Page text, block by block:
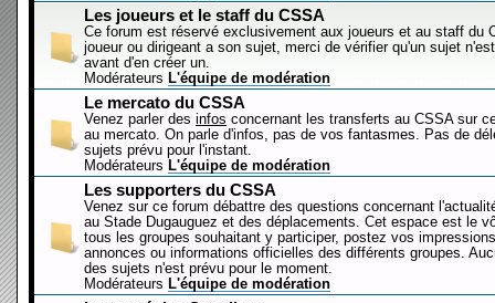
Les joueurs et le staff du CSSA
Ce forum est réservé exclusivement aux joueurs et au staff du
joueur ou dirigeant a son sujet, merci de vérifier qu'un sujet
avant d'en créer un.
Modérateurs L'équipe de modération
Le mercato du CSSA
Venez parler des infos concernant les transferts au CSSA sur
au mercato. On parle d'infos, pas de vos fantasmes. Pas de
sujets prévu pour l'instant.
Modérateurs L'équipe de modération
Les supporters du CSSA
Venez sur ce forum débattre des questions concernant
au Stade Dugauguez et des déplacements. Cet espace est le
tous les groupes souhaitant y participer, postez vos
annonces ou informations officielles des différents groupes.
des sujets n'est prévu pour le moment.
Modérateurs L'équipe de modération